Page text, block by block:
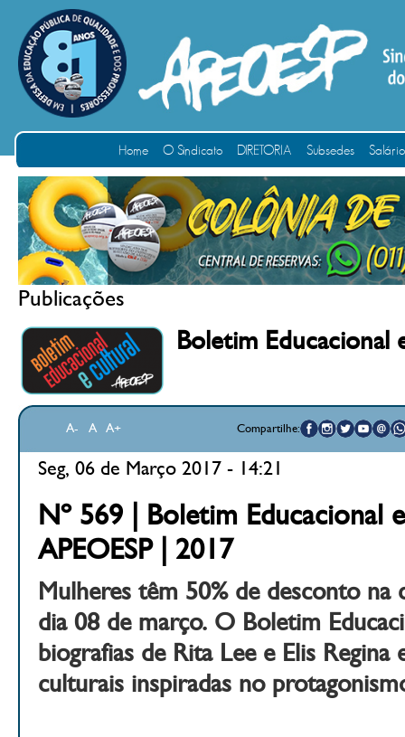
Home O Sindicato DIRETORIA Subsedes
Publicações
Boletim Educacional
A- A A+ Compartilhe:
Seg, 06 de Março 2017 - 14:21
Nº 569 | Boletim Educacional
APEOESP | 2017
Mulheres têm 50% de desconto
dia 08 de março. O Boletim
biografias de Rita Lee e Elis Regina
culturais inspiradas no